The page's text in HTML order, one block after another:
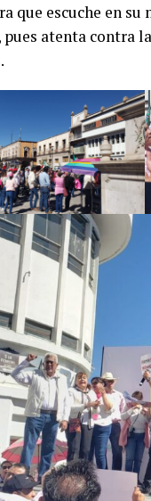
que escuche en
pues atenta contra